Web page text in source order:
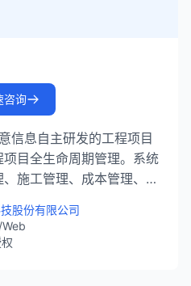
咨询
信息自主研发的工程项目
目全生命周期管理。系统
施工管理、成本管理、进
股份有限公司